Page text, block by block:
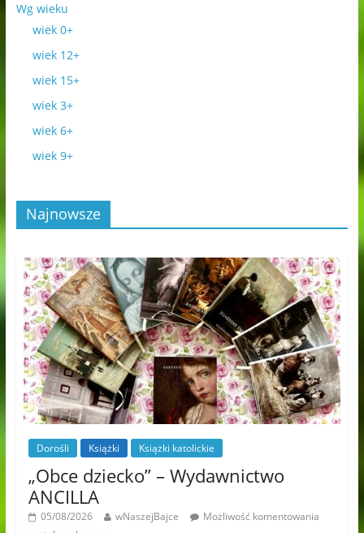
Wg wieku
wiek 0+
wiek 12+
wiek 15+
wiek 3+
wiek 6+
wiek 9+
Najnowsze
Dorośli Książki Książki katolickie
„Obce dziecko” – Wydawnictwo
ANCILLA
05/08/2026 wNaszejBajce
Możliwość komentowania